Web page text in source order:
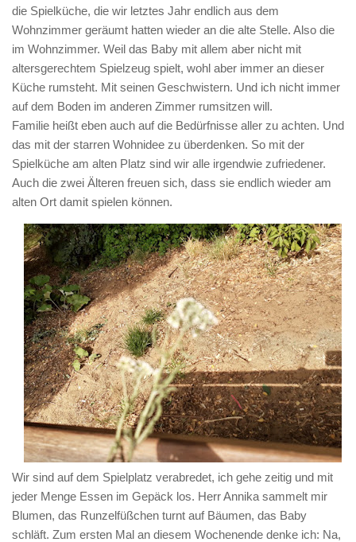
die Spielküche, die wir letztes Jahr endlich aus dem
Wohnzimmer geräumt hatten wieder an die alte Stelle. Also die
im Wohnzimmer. Weil das Baby mit allem aber nicht mit
altersgerechtem Spielzeug spielt, wohl aber immer an dieser
Küche rumsteht. Mit seinen Geschwistern. Und ich nicht immer
auf dem Boden im anderen Zimmer rumsitzen will.
Familie heißt eben auch auf die Bedürfnisse aller zu achten. Und
das mit der starren Wohnidee zu überdenken. So mit der
Spielküche am alten Platz sind wir alle irgendwie zufriedener.
Auch die zwei Älteren freuen sich, dass sie endlich wieder am
alten Ort damit spielen können.
Wir sind auf dem Spielplatz verabredet, ich gehe zeitig und mit
jeder Menge Essen im Gepäck los. Herr Annika sammelt mir
Blumen, das Runzelfüßchen turnt auf Bäumen, das Baby
schläft. Zum ersten Mal an diesem Wochenende denke ich: Na,